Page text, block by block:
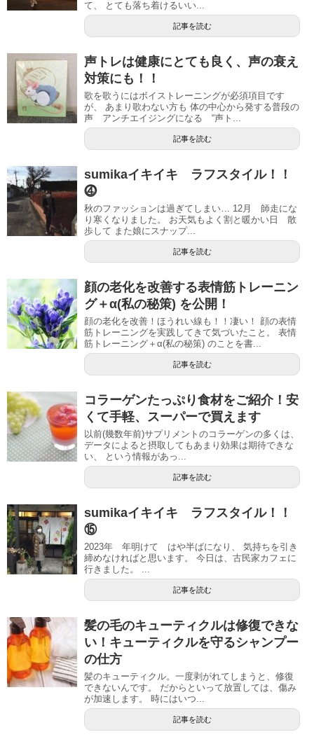
て、 とても落ち着けるいい...
記事を読む
声トレは健康にとても良く、声の衰え
対策にも！！
歌を歌うにはボイストレーニングが必須項目です
が、 あまり歌わない方も 体の中心から発する普段の
声 アンチエイジングになる “声ト...
記事を読む
sumikaイキイキ ラフスタイル！！
⓸
秋のファッションは過ぎてしまい… 12月 師走にな
り寒くなりました。 お天気もよく割と暖かい日 散
歩して また娘にスナップ...
記事を読む
顔の老化を改善する表情筋トレーニン
グ＋α(私の秘策) を公開！
顔の老化を改善！ほうれい線も！！凄い！ 顔の表情
筋トレーニングを実践してきて気づいたこと。 表情
筋トレーニング＋α(私の秘策) のことを書...
記事を読む
コラーゲンたっぷり食材をご紹介！安
くて手軽、スーパーで買えます
以前(幾数年前)サプリメントのコラーゲンの多くは、
データによると摂取してもあまり効果は期待できな
い、 という情報があっ...
記事を読む
sumikaイキイキ ラフスタイル！！
⑮
2023年 年明けて はや半ばになり、 気持ちを引き
締めなければと思います。 今日は、古民家カフェに
行きました。 ...
記事を読む
髪の毛のキューティクルは修復できな
い！キューティクルを守るシャンプー
の仕方
髪のキューティクル。一度剥がれてしまうと、修復
できないんです。 だからといって放置しては、傷み
が加速します。 時にはいつ...
記事を読む